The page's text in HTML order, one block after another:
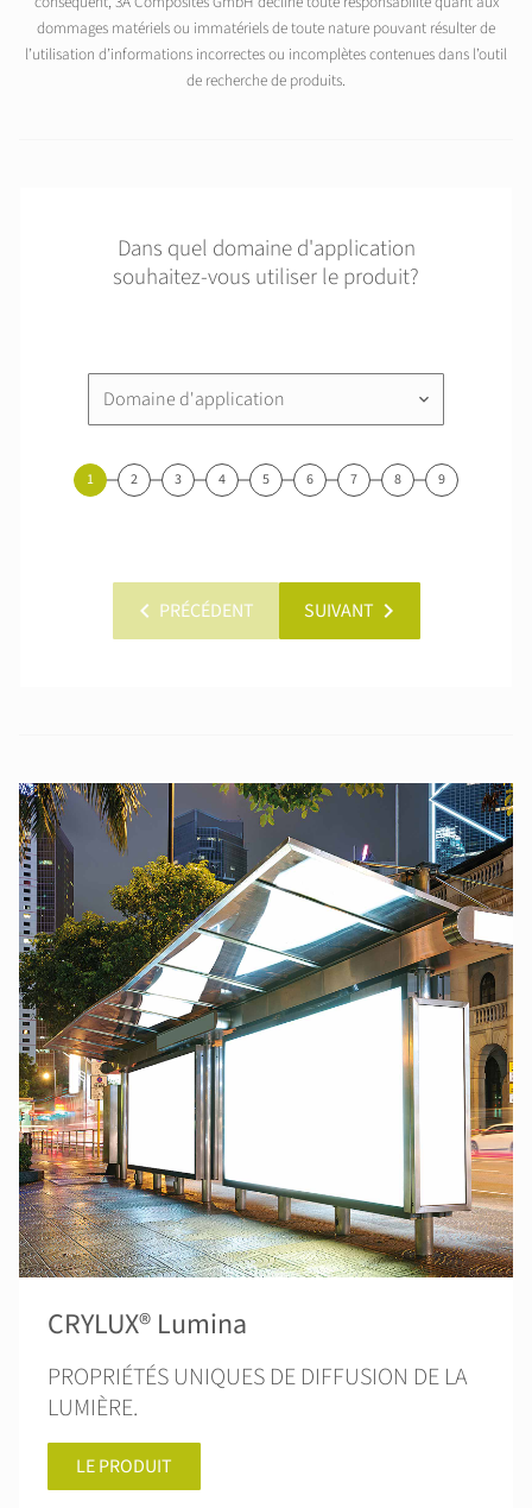
dommages matériels ou immatériels de toute nature pouvant résulter de
l’utilisation d’informations incorrectes ou incomplètes contenues dans l’outil
de recherche de produits.
Dans quel domaine d'application
souhaitez-vous utiliser le produit?
Domaine d'application keyboard_arrow_down
1 2 3 4 5 6 7 8 9
chevron_left PRÉCÉDENT SUIVANT chevron_right
CRYLUX® Lumina
PROPRIÉTÉS UNIQUES DE DIFFUSION DE LA
LUMIÈRE.
LE PRODUIT